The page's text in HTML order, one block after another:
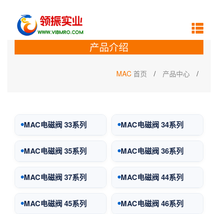
产品介绍
MAC 首页 / 产品中心 /
MAC电磁阀 33系列 MAC电磁阀 34系列
MAC电磁阀 35系列 MAC电磁阀 36系列
MAC电磁阀 37系列 MAC电磁阀 44系列
MAC电磁阀 45系列 MAC电磁阀 46系列